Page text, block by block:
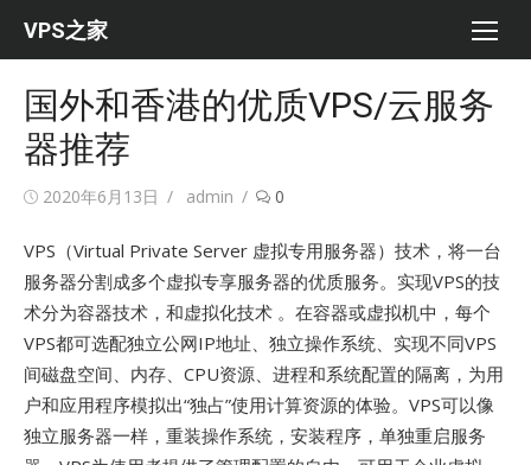
VPS之家
国外和香港的优质VPS/云服务
器推荐
Posted
2020年6月13日 Author
admin 0
VPS（Virtual Private Server 虚拟专用服务器）技术，将一台
服务器分割成多个虚拟专享服务器的优质服务。实现VPS的技
术分为容器技术，和虚拟化技术 。在容器或虚拟机中，每个
VPS都可选配独立公网IP地址、独立操作系统、实现不同VPS
间磁盘空间、内存、CPU资源、进程和系统配置的隔离，为用
户和应用程序模拟出“独占”使用计算资源的体验。VPS可以像
独立服务器一样，重装操作系统，安装程序，单独重启服务